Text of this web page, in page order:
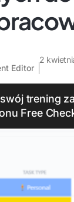
Editor
2
trening
Free